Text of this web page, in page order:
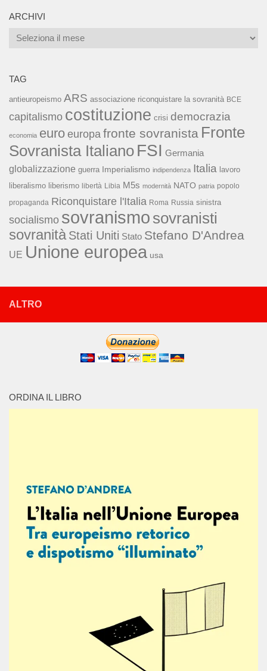
ARCHIVI
Archivi
TAG
antieuropeismo ARS associazione riconquistare la sovranità BCE
capitalismo costituzione crisi democrazia
economia euro europa fronte sovranista Fronte
Sovranista Italiano FSI Germania
globalizzazione guerra Imperialismo indipendenza Italia lavoro
liberalismo liberismo libertà Libia M5s modernità NATO patria popolo
propaganda Riconquistare l'Italia Roma Russia sinistra
socialismo sovranismo sovranisti
sovranità Stati Uniti Stato Stefano D'Andrea
UE Unione europea usa
ALTRO
ORDINA IL LIBRO